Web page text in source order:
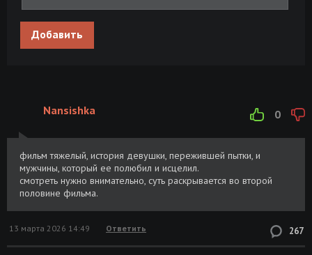
Добавить
0
Nansishka
фильм тяжелый, история девушки, пережившей пытки, и
мужчины, который ее полюбил и исцелил.
смотреть нужно внимательно, суть раскрывается во второй
половине фильма.
267
13 марта 2026 14:49 Ответить